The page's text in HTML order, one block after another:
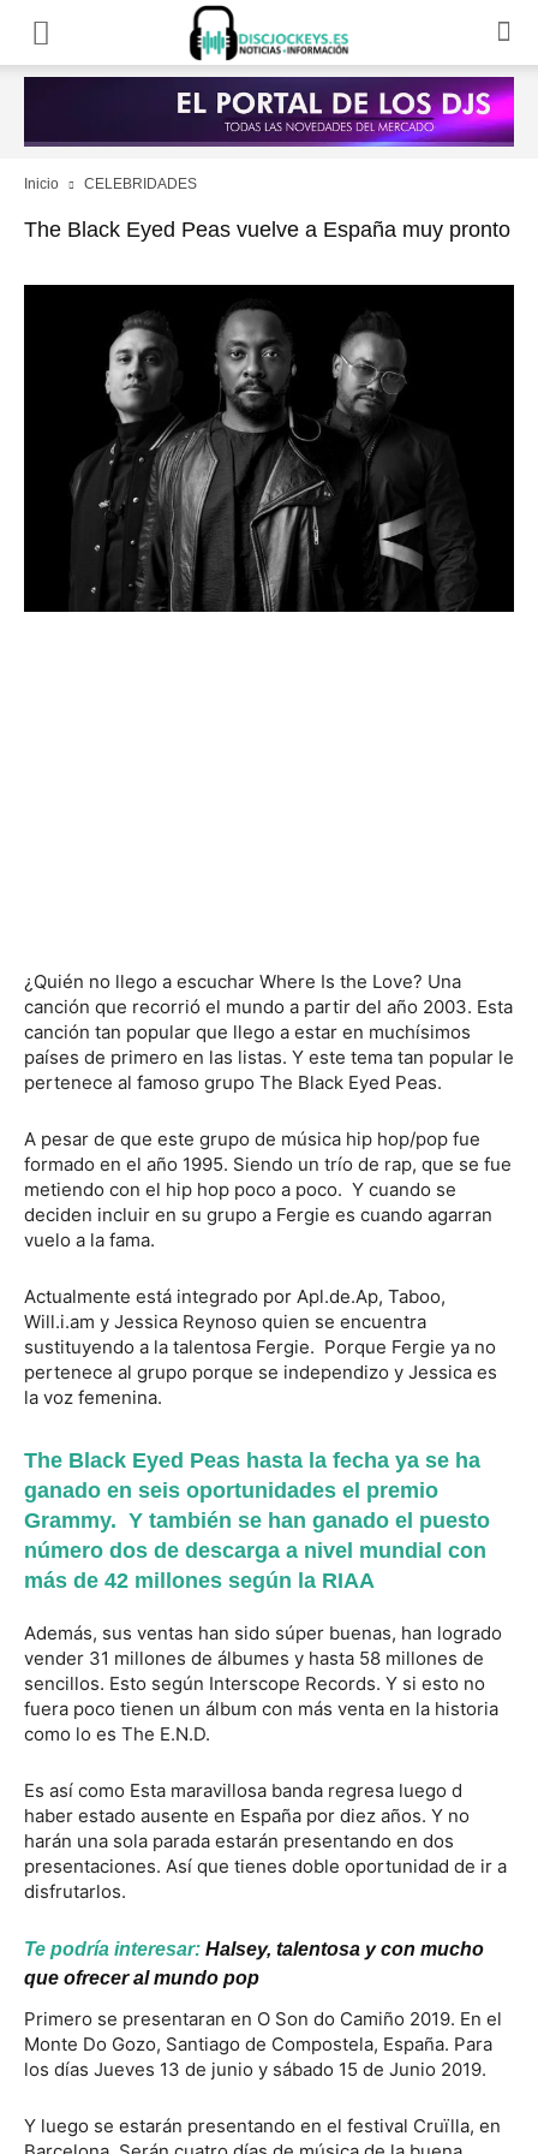
Inicio CELEBRIDADES
The Black Eyed Peas vuelve a España muy pronto
¿Quién no llego a escuchar Where Is the Love? Una
canción que recorrió el mundo a partir del año 2003. Esta
canción tan popular que llego a estar en muchísimos
países de primero en las listas. Y este tema tan popular le
pertenece al famoso grupo The Black Eyed Peas.
A pesar de que este grupo de música hip hop/pop fue
formado en el año 1995. Siendo un trío de rap, que se fue
metiendo con el hip hop poco a poco. Y cuando se
deciden incluir en su grupo a Fergie es cuando agarran
vuelo a la fama.
Actualmente está integrado por Apl.de.Ap, Taboo,
Will.i.am y Jessica Reynoso quien se encuentra
sustituyendo a la talentosa Fergie. Porque Fergie ya no
pertenece al grupo porque se independizo y Jessica es
la voz femenina.
The Black Eyed Peas hasta la fecha ya se ha
ganado en seis oportunidades el premio
Grammy. Y también se han ganado el puesto
número dos de descarga a nivel mundial con
más de 42 millones según la RIAA
Además, sus ventas han sido súper buenas, han logrado
vender 31 millones de álbumes y hasta 58 millones de
sencillos. Esto según Interscope Records. Y si esto no
fuera poco tienen un álbum con más venta en la historia
como lo es The E.N.D.
Es así como Esta maravillosa banda regresa luego d
haber estado ausente en España por diez años. Y no
harán una sola parada estarán presentando en dos
presentaciones. Así que tienes doble oportunidad de ir a
disfrutarlos.
Te podría interesar: Halsey, talentosa y con mucho
que ofrecer al mundo pop
Primero se presentaran en O Son do Camiño 2019. En el
Monte Do Gozo, Santiago de Compostela, España. Para
los días Jueves 13 de junio y sábado 15 de Junio 2019.
Y luego se estarán presentando en el festival Cruïlla, en